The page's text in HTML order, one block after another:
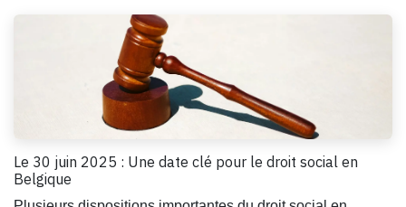
Le 30 juin 2025 : Une date clé pour le droit social en
Belgique